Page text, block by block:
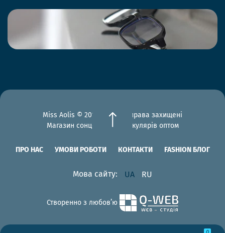
Miss Aolis © 2012-2026 Всі права захищені
Магазин сонцезахисних окулярів оптом
ПРО НАС УМОВИ РОБОТИ КОНТАКТИ FASHION БЛОГ
Мова сайту: UA RU
Створенно з любов’ю